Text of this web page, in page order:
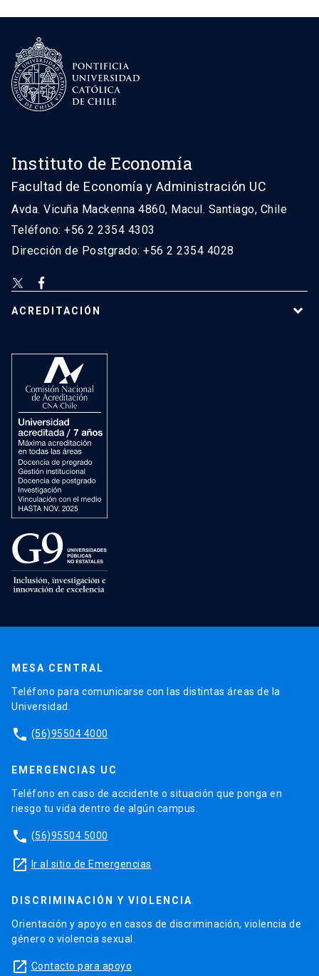
Instituto de Economía
Facultad de Economía y Administración UC
Avda. Vicuña Mackenna 4860, Macul. Santiago, Chile
Teléfono: +56 2 2354 4303
Dirección de Postgrado: +56 2 2354 4028
ACREDITACIÓN
MESA CENTRAL
Teléfono para comunicarse con las distintas áreas de la
Universidad.
phone (56)95504 4000
EMERGENCIAS UC
Teléfono en caso de accidente o situación que ponga en
riesgo tu vida dentro de algún campus.
phone (56)95504 5000
launch Ir al sitio de Emergencias
DISCRIMINACIÓN Y VIOLENCIA
Orientación y apoyo en casos de discriminación, violencia de
género o violencia sexual.
launch Contacto para apoyo